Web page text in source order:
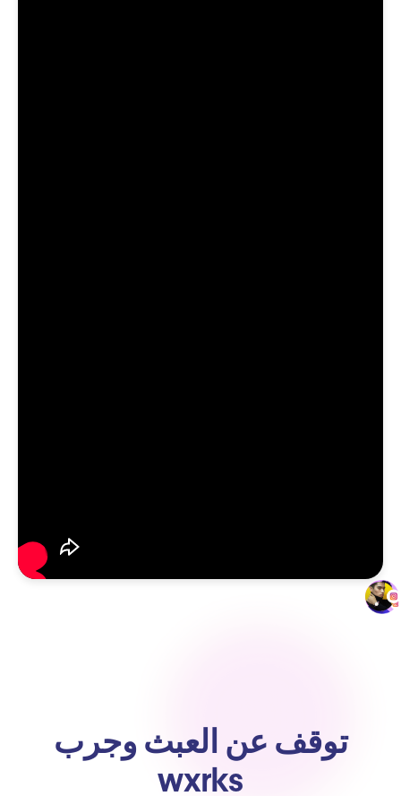
توقف عن العبث وجرب
wxrks